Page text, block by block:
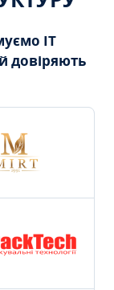
ІТ
довіряють